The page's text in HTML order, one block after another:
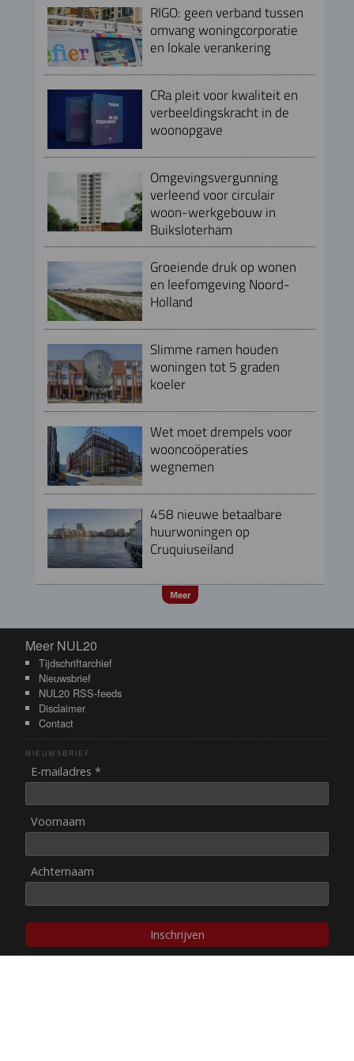
RIGO: geen verband tussen
omvang woningcorporatie
en lokale verankering
CRa pleit voor kwaliteit en
verbeeldingskracht in de
woonopgave
Omgevingsvergunning
verleend voor circulair
woon-werkgebouw in
Buiksloterham
Groeiende druk op wonen
en leefomgeving Noord-
Holland
Slimme ramen houden
woningen tot 5 graden
koeler
Wet moet drempels voor
wooncoöperaties
wegnemen
458 nieuwe betaalbare
huurwoningen op
Cruquiuseiland
Meer
Meer NUL20
Meer NUL20
Tijdschriftarchief
Nieuwsbrief
NUL20 RSS-feeds
Disclaimer
Contact
NIEUWSBRIEF
E-mailadres *
Voornaam
Achternaam
Inschrijven